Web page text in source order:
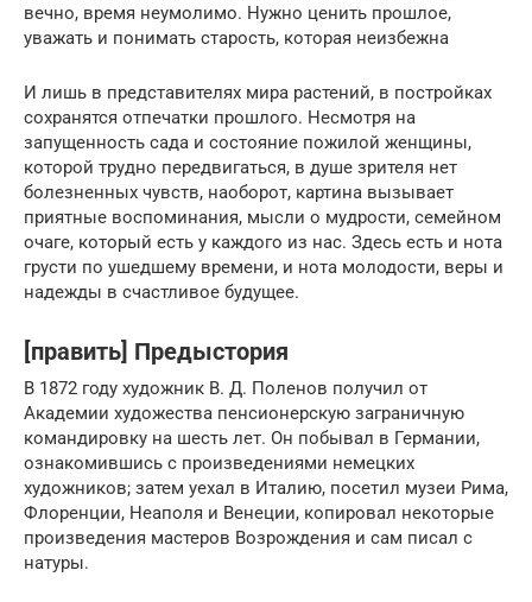
вечно, время неумолимо. Нужно ценить прошлое,
уважать и понимать старость, которая неизбежна
И лишь в представителях мира растений, в постройках
сохранятся отпечатки прошлого. Несмотря на
запущенность сада и состояние пожилой женщины,
которой трудно передвигаться, в душе зрителя нет
болезненных чувств, наоборот, картина вызывает
приятные воспоминания, мысли о мудрости, семейном
очаге, который есть у каждого из нас. Здесь есть и нота
грусти по ушедшему времени, и нота молодости, веры и
надежды в счастливое будущее.
[править] Предыстория
В 1872 году художник В. Д. Поленов получил от
Академии художества пенсионерскую заграничную
командировку на шесть лет. Он побывал в Германии,
ознакомившись с произведениями немецких
художников; затем уехал в Италию, посетил музеи Рима,
Флоренции, Неаполя и Венеции, копировал некоторые
произведения мастеров Возрождения и сам писал с
натуры.